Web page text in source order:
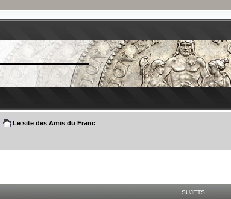
Le site des Amis du Franc
SUJETS